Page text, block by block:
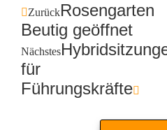
ZurückRosengarten
Beutig geöffnet
Nächstes
für
Führungskräfte